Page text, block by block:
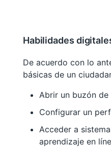
Habilidades
De acuerdo con lo
básicas de un
Abrir un buzón
Configurar un
Acceder a
aprendizaje en